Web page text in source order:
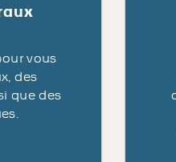
vous
des
que des